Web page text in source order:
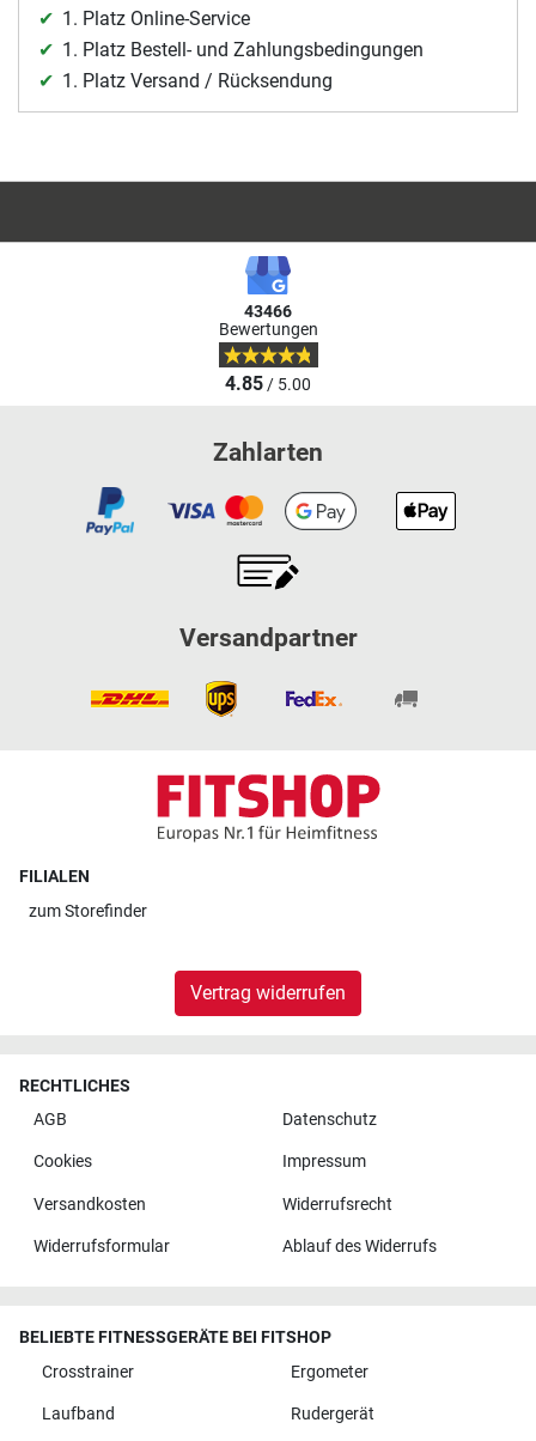
1. Platz Online-Service
1. Platz Bestell- und Zahlungsbedingungen
1. Platz Versand / Rücksendung
43466
Bewertungen
4.85/ 5.00
Zahlarten
Versandpartner
FILIALEN
zumStorefinder
Vertrag widerrufen
RECHTLICHES
AGB
Datenschutz
Cookies Impressum
Versandkosten Widerrufsrecht
Widerrufsformular Ablauf des Widerrufs
BELIEBTE FITNESSGERÄTE BEI FITSHOP
Crosstrainer
Ergometer
Laufband Rudergerät